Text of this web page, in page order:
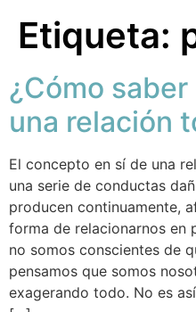
Etiqueta:
¿Cómo
una relación
El concepto en sí de una
una serie de conductas
producen continuamente,
forma de relacionarnos en
no somos conscientes de
pensamos que somos
exagerando todo. No es